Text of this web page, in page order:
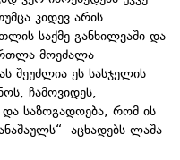
კიდევ არის
საქმე განხილვაში და
მოეძალა
შეუძლია ეს სასჯელის
ჩამოვიდეს,
საზოგადოება, რომ ის
აცხადებს ლაშა